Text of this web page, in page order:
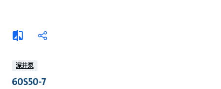
添
加
较
分
深井泵
60S50-7